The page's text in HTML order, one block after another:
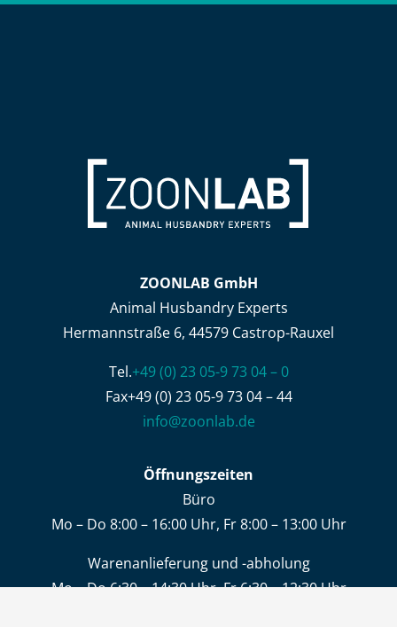
ZOONLAB GmbH
Animal Husbandry Experts
Hermannstraße 6, 44579 Castrop-Rauxel
Tel.+49 (0) 23 05-9 73 04 – 0
Fax+49 (0) 23 05-9 73 04 – 44
info@zoonlab.de
Öffnungszeiten
Büro
Mo – Do 8:00 – 16:00 Uhr, Fr 8:00 – 13:00 Uhr
Warenanlieferung und -abholung
Mo – Do 6:30 – 14:30 Uhr, Fr 6:30 – 12:30 Uhr